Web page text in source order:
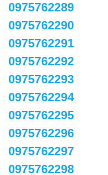
0975762289
0975762290
0975762291
0975762292
0975762293
0975762294
0975762295
0975762296
0975762297
0975762298